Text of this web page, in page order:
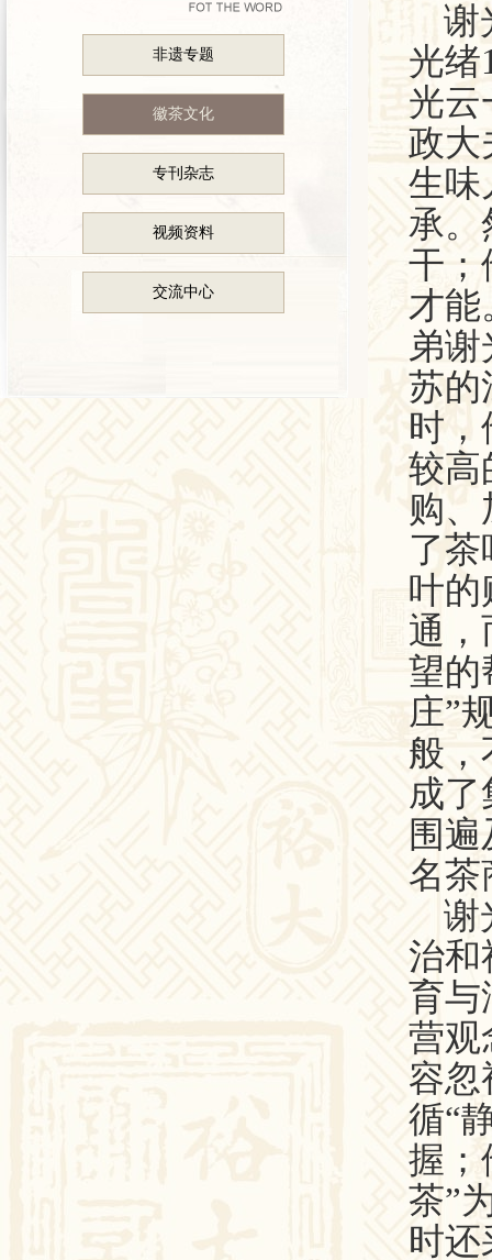
非遗专题
徽茶文化
专刊杂志
视频资料
交流中心
谢
光绪
光云
政大
生味
承。
干；
才能
弟
苏的
时
较高
购
了
叶的
通，
望的
庄”
般，
成
围
名茶
谢
治和
育与
营观
容忽
循“
握；
茶”
时